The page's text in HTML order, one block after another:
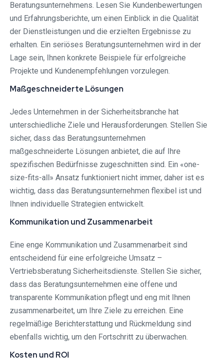
Beratungsunternehmens. Lesen Sie Kundenbewertungen
und Erfahrungsberichte, um einen Einblick in die Qualität
der Dienstleistungen und die erzielten Ergebnisse zu
erhalten. Ein seriöses Beratungsunternehmen wird in der
Lage sein, Ihnen konkrete Beispiele für erfolgreiche
Projekte und Kundenempfehlungen vorzulegen.
Maßgeschneiderte Lösungen
Jedes Unternehmen in der Sicherheitsbranche hat
unterschiedliche Ziele und Herausforderungen. Stellen Sie
sicher, dass das Beratungsunternehmen
maßgeschneiderte Lösungen anbietet, die auf Ihre
spezifischen Bedürfnisse zugeschnitten sind. Ein «one-
size-fits-all» Ansatz funktioniert nicht immer, daher ist es
wichtig, dass das Beratungsunternehmen flexibel ist und
Ihnen individuelle Strategien entwickelt.
Kommunikation und Zusammenarbeit
Eine enge Kommunikation und Zusammenarbeit sind
entscheidend für eine erfolgreiche Umsatz –
Vertriebsberatung Sicherheitsdienste. Stellen Sie sicher,
dass das Beratungsunternehmen eine offene und
transparente Kommunikation pflegt und eng mit Ihnen
zusammenarbeitet, um Ihre Ziele zu erreichen. Eine
regelmäßige Berichterstattung und Rückmeldung sind
ebenfalls wichtig, um den Fortschritt zu überwachen.
Kosten und ROI